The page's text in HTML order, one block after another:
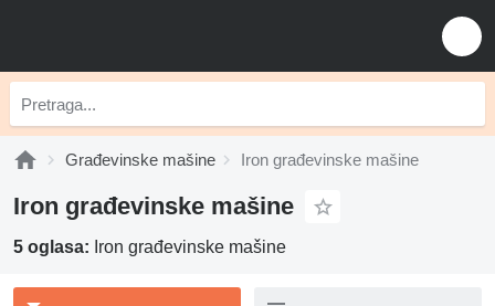
Građevinske mašine Iron građevinske mašine
Iron građevinske mašine
5 oglasa: Iron građevinske mašine